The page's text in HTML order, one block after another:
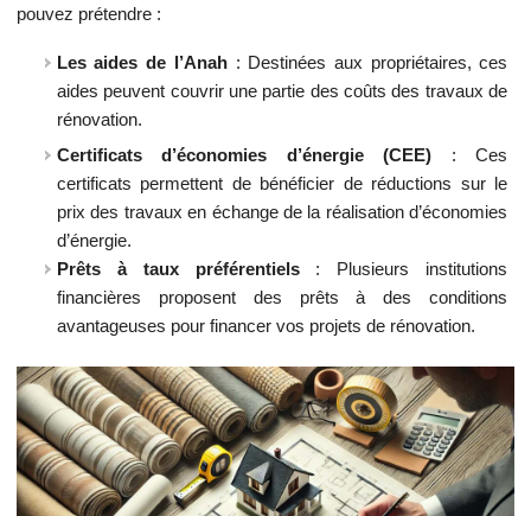
pouvez prétendre :
Les aides de l’Anah: Destinées aux propriétaires, ces
aides peuvent couvrir une partie des coûts des travaux de
rénovation.
Certificats d’économies d’énergie (CEE) : Ces
certificats permettent de bénéficier de réductions sur le
prix des travaux en échange de la réalisation d’économies
d’énergie.
Prêts à taux préférentiels: Plusieurs institutions
financières proposent des prêts à des conditions
avantageuses pour financer vos projets de rénovation.